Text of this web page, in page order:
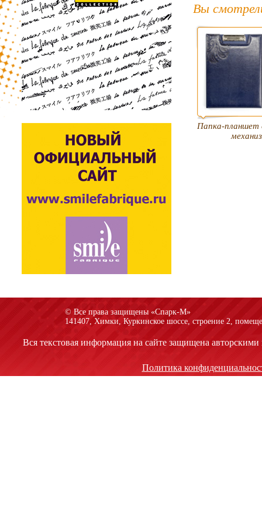
Вы
Папка-
© Все права защищены «Спарк-M»
141407, Химки, Куркинское шоссе, строение 2,
Вся текстовая информация на сайте защищена
Политика